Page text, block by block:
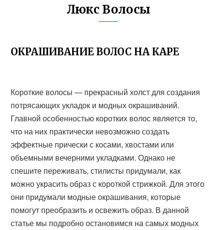
Люкс Волосы
ОКРАШИВАНИЕ ВОЛОС НА КАРЕ
Короткие волосы — прекрасный холст для создания
потрясающих укладок и модных окрашиваний.
Главной особенностью коротких волос является то,
что на них практически невозможно создать
эффектные прически с косами, хвостами или
объемными вечерними укладками. Однако не
спешите переживать, стилисты придумали, как
можно украсить образ с короткой стрижкой. Для этого
они придумали модные окрашивания, которые
помогут преобразить и освежить образ. В данной
статье мы подробно остановимся на самых модных